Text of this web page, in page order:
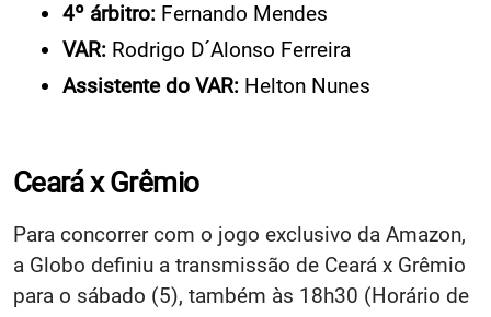
4º árbitro: Fernando Mendes
VAR: Rodrigo D´Alonso Ferreira
Assistente do VAR: Helton Nunes
Ceará x Grêmio
Para concorrer com o jogo exclusivo da Amazon,
a Globo definiu a transmissão de Ceará x Grêmio
para o sábado (5), também às 18h30 (Horário de